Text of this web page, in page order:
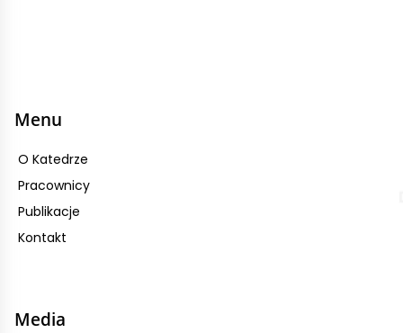
Menu
O Katedrze
Pracownicy
Publikacje
Kontakt
Media